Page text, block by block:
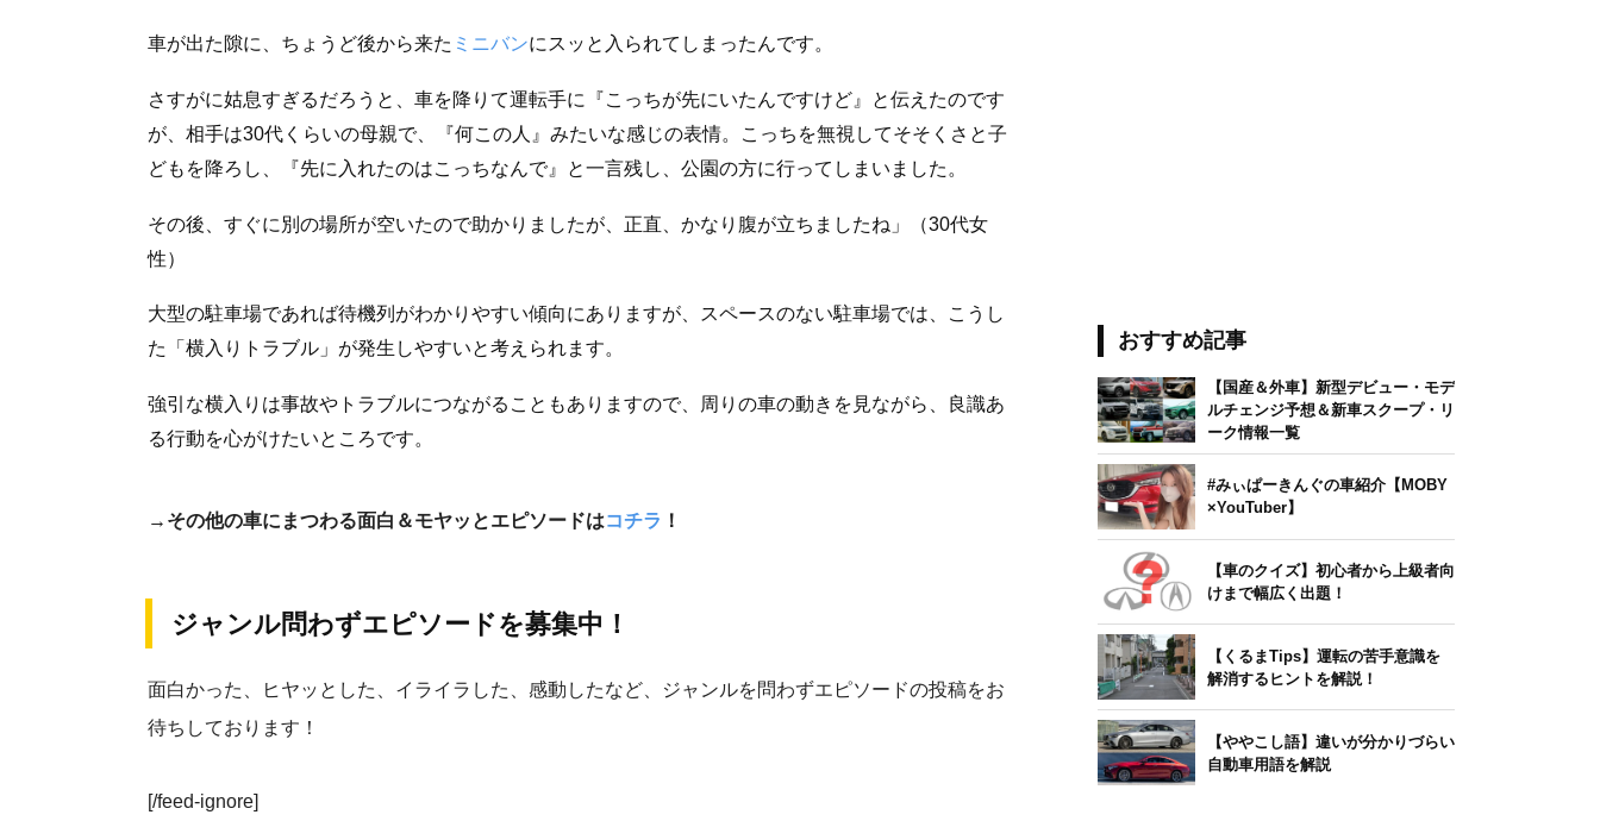
車が出た隙に、ちょうど後から来た ミニバンにスッと入られてしまったんです。
さすがに姑息すぎるだろうと、車を降りて運転手に『こっちが先にいたんですけど』と伝えたのです
が、相手は30代くらいの母親で、『何この人』みたいな感じの表情。こっちを無視してそそくさと子
どもを降ろし、『先に入れたのはこっちなんで』と一言残し、公園の方に行ってしまいました。
その後、すぐに別の場所が空いたので助かりましたが、正直、かなり腹が立ちましたね」（30代女
性）
大型の駐車場であれば待機列がわかりやすい傾向にありますが、スペースのない駐車場では、こうし
た「横入りトラブル」が発生しやすいと考えられます。
強引な横入りは事故やトラブルにつながることもありますので、周りの車の動きを見ながら、良識あ
る行動を心がけたいところです。
→その他の車にまつわる面白＆モヤッとエピソードはコチラ ！
ジャンル問わずエピソードを募集中！
面白かった、ヒヤッとした、イライラした、感動したなど、ジャンルを問わずエピソードの投稿をお
待ちしております！
[/feed-ignore]
おすすめ記事
【国産＆外車】新型デビュー・モデ
ルチェンジ予想＆新車スクープ・リ
ーク情報一覧
#みぃぱーきんぐの車紹介【MOBY
×YouTuber】
【車のクイズ】初心者から上級者向
けまで幅広く出題！
【くるまTips】運転の苦手意識を
解消するヒントを解説！
【ややこし語】違いが分かりづらい
自動車用語を解説